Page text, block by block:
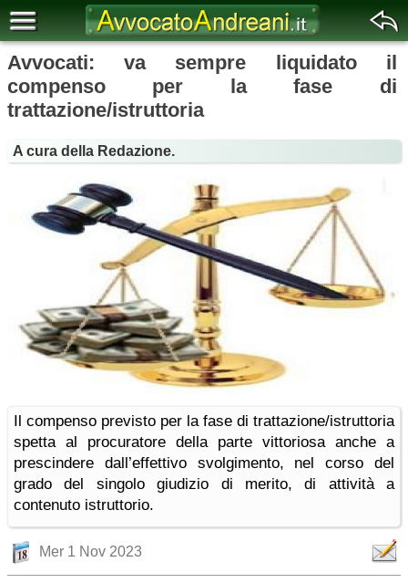
Avvocati: va sempre liquidato il
compenso per la fase di
trattazione/istruttoria
A cura della Redazione.
Il compenso previsto per la fase di trattazione/istruttoria
spetta al procuratore della parte vittoriosa anche a
prescindere dall’effettivo svolgimento, nel corso del
grado del singolo giudizio di merito, di attività a
contenuto istruttorio.
Mer 1 Nov 2023